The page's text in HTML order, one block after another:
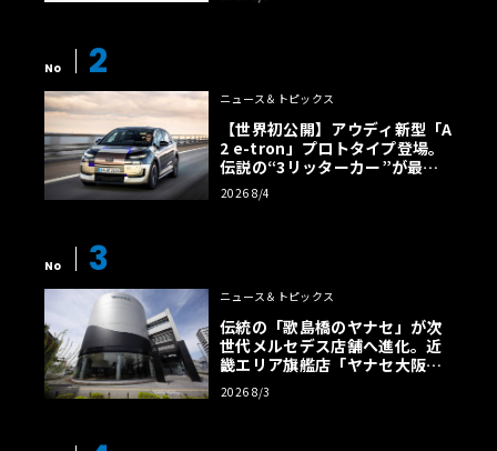
No 2
ニュース＆トピックス
【世界初公開】アウディ新型「A
2 e-tron」プロトタイプ登場。
伝説の“3リッターカー”が最高
効率エントリーBEVとして復活
【画像38枚】
2026 8/4
No 3
ニュース＆トピックス
伝統の「歌島橋のヤナセ」が次
世代メルセデス店舗へ進化。近
畿エリア旗艦店「ヤナセ大阪支
店」がリニューアル
2026 8/3